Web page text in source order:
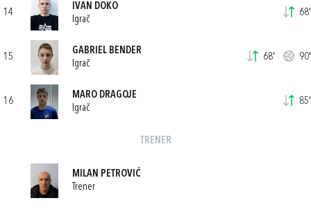
14
IVAN DOKO
Igrač
68'
15
GABRIEL BENDER
Igrač
68' 90'
16
MARO DRAGOJE
Igrač
85'
TRENER
MILAN PETROVIĆ
Trener